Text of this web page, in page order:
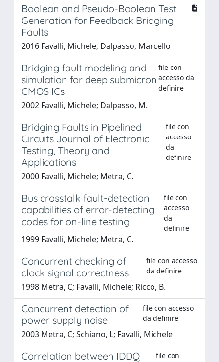
Boolean and Pseudo-Boolean Test
Generation for Feedback Bridging
Faults
2016 Favalli, Michele; Dalpasso, Marcello
Bridging fault modeling and
simulation for deep submicron
CMOS ICs
file con
accesso da
definire
2002 Favalli, Michele; Dalpasso, M.
Bridging Faults in Pipelined
Circuits Journal of Electronic
Testing, Theory and
Applications
file con
accesso
da
definire
2000 Favalli, Michele; Metra, C.
Bus crosstalk fault-detection
capabilities of error-detecting
codes for on-line testing
file con
accesso
da
definire
1999 Favalli, Michele; Metra, C.
Concurrent checking of
clock signal correctness
file con accesso
da definire
1998 Metra, C; Favalli, Michele; Ricco, B.
Concurrent detection of
power supply noise
file con accesso
da definire
2003 Metra, C; Schiano, L; Favalli, Michele
Correlation between IDDQ
file con